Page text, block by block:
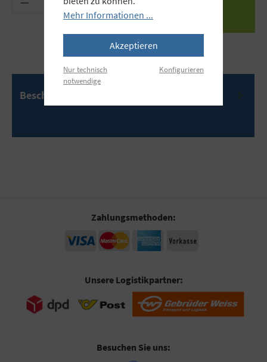
Beschreibung
Zahlungsmethoden:
Unsere Logistikpartner:
Besuchen Sie uns:
Mehr Informationen ...
Akzeptieren
Nur technisch
notwendige
Konfigurieren